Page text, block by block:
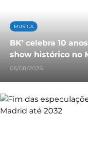
MÚSICA
BK’ celebra 10
show histórico no
06/08/2026